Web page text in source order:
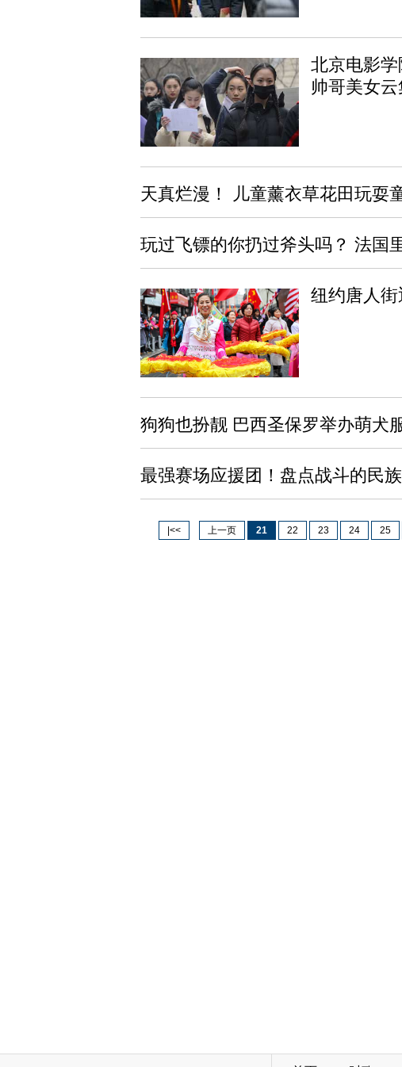
北京电影
帅哥美女云
天真烂漫！ 儿童薰衣草花田玩耍
玩过飞镖的你扔过斧头吗？ 法国
纽约唐人
狗狗也扮靓 巴西圣保罗举办萌犬
最强赛场应援团！盘点战斗的民
|<< 上一页 21 22 23 24 25